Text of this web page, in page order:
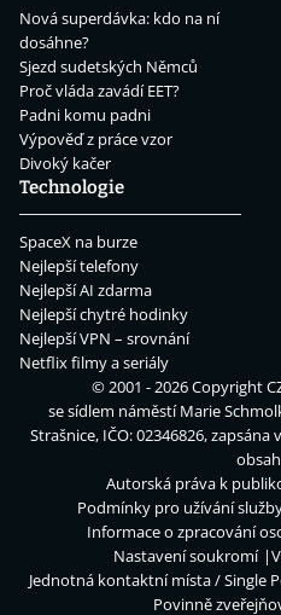
Nová superdávka: kdo na ní
dosáhne?
Sjezd sudetských Němců
Proč vláda zavádí EET?
Padni komu padni
Výpověď z práce vzor
Divoký kačer
Technologie
SpaceX na burze
Nejlepší telefony
Nejlepší AI zdarma
Nejlepší chytré hodinky
Nejlepší VPN – srovnání
Netflix filmy a seriály
© 2001 - 2026 Copyright
se sídlem náměstí Marie
Strašnice, IČO: 02346826, zapsána
Autorská práva k
Podmínky pro užívání
Informace o zpracování
Nastavení soukromí
Jednotná kontaktní místa / Single
Povinně